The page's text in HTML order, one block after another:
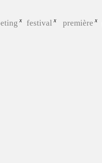
festival première